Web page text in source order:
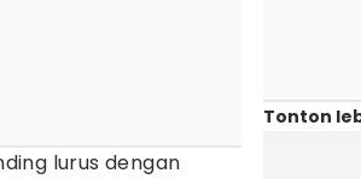
lurus dengan
Tonton